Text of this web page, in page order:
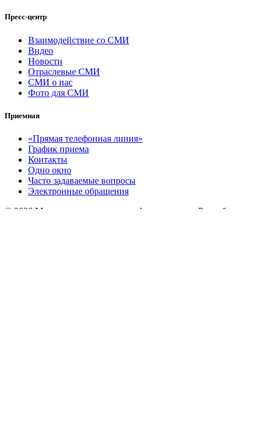
Пресс-центр
Взаимодействие со СМИ
Видео
Новости
Отраслевые СМИ
СМИ о нас
Фото для СМИ
Приемная
«Прямая телефонная линия»
График приема
Контакты
Одно окно
Часто задаваемые вопросы
Электронные обращения
© 2026 Министерство связи и информатизации Республики